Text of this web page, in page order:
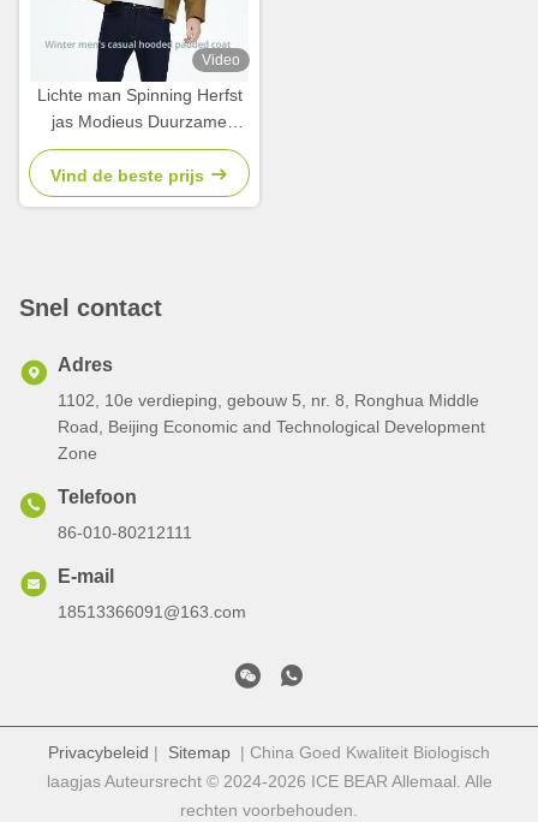
Video
Lichte man Spinning Herfst
jas Modieus Duurzame
stoffen Mannen Herfst jas
Vind de beste prijs
Snel contact
Adres
1102, 10e verdieping, gebouw 5, nr. 8, Ronghua Middle
Road, Beijing Economic and Technological Development
Zone
Telefoon
86-010-80212111
E-mail
18513366091@163.com
Privacybeleid | Sitemap | China Goed Kwaliteit Biologisch
laagjas Auteursrecht © 2024-2026 ICE BEAR Allemaal. Alle
rechten voorbehouden.